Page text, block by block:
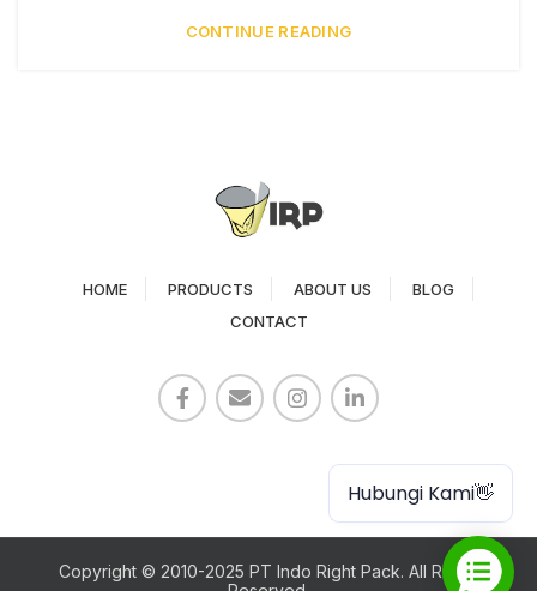
CONTINUE READING
HOME PRODUCTS ABOUT US
BLOG
CONTACT
Copyright © 2010-2025 PT Indo Right Pack. All Rights
Hubungi Kami👋